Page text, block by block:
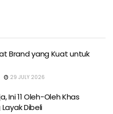
Brand yang Kuat untuk
29 JULY 2026
Ini 11 Oleh-Oleh Khas
Dibeli